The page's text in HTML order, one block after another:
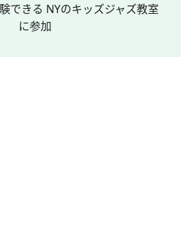
できる NYのキッズジャズ教室
に参加